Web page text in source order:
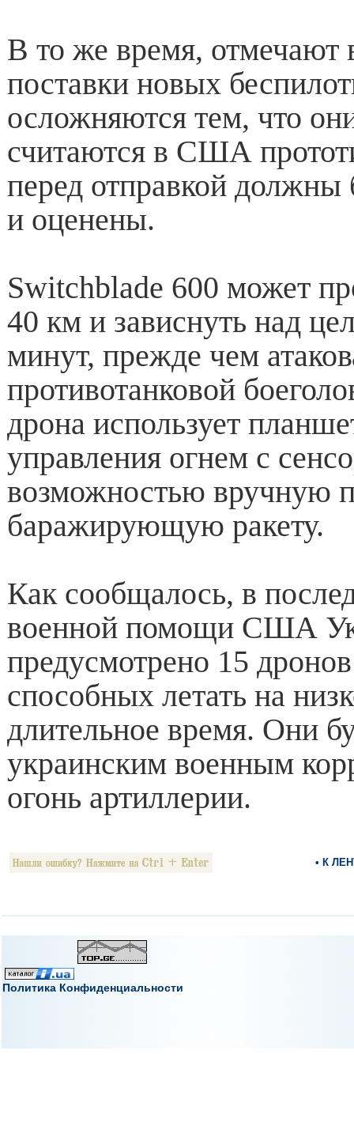
В то же время, отмечают
поставки новых
осложняются тем, что
считаются в США
перед отправкой
и оценены.
Switchblade 600 может
40 км и зависнуть над
минут, прежде чем
противотанковой
дрона использует
управления огнем с
возможностью вручную
баражирующую ракету.
Как сообщалось, в
военной помощи США
предусмотрено 15
способных летать на
длительное время. Они
украинским военным
огонь артиллерии.
• К
Политика Конфиденциальности